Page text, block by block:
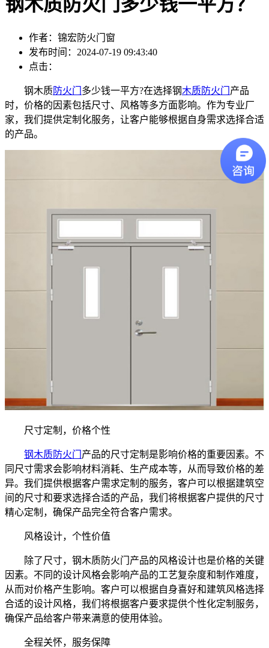
钢木质防火门多少钱一平方？
作者：锦宏防火门窗
发布时间：2024-07-19 09:43:40
点击：
钢木质防火门 多少钱一平方?在选择钢木质防火门 产品
时，价格的因素包括尺寸、风格等多方面影响。作为专业厂
家，我们提供定制化服务，让客户能够根据自身需求选择合适
的产品。
尺寸定制，价格个性
钢木质防火门 产品的尺寸定制是影响价格的重要因素。不
同尺寸需求会影响材料消耗、生产成本等，从而导致价格的差
异。我们提供根据客户需求定制的服务，客户可以根据建筑空
间的尺寸和要求选择合适的产品，我们将根据客户提供的尺寸
精心定制，确保产品完全符合客户需求。
风格设计，个性价值
除了尺寸，钢木质防火门产品的风格设计也是价格的关键
因素。不同的设计风格会影响产品的工艺复杂度和制作难度，
从而对价格产生影响。客户可以根据自身喜好和建筑风格选择
合适的设计风格，我们将根据客户要求提供个性化定制服务，
确保产品给客户带来满意的使用体验。
全程关怀，服务保障